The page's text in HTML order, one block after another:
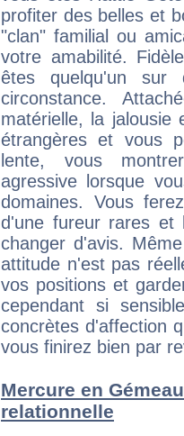
profiter des belles et
"clan" familial ou
votre amabilité.
êtes quelqu'un
circonstance.
matérielle, la jalousie
étrangères et vous
lente, vous
agressive lorsque
domaines. Vous
d'une fureur rares et
changer d'avis.
attitude n'est pas
vos positions et
cependant si
concrètes d'affection
vous finirez bien par
Mercure en
relationnelle